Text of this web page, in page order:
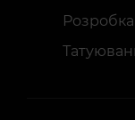
Розробка